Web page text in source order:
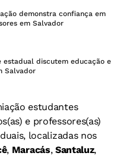
demonstra confiança em
em Salvador
estadual discutem educação e
Salvador
estudantes
e professores(as)
localizadas nos
, Maracás, Santaluz,